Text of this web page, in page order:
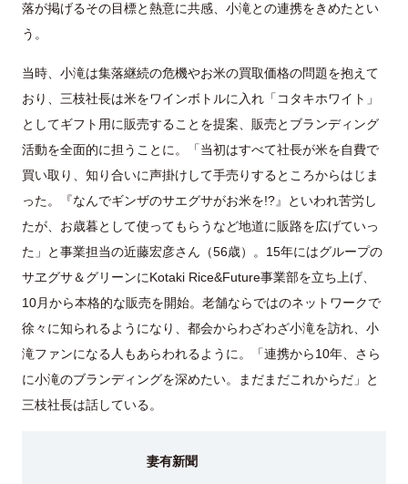
落が掲げるその目標と熱意に共感、小滝との連携をきめたとい
う。
当時、小滝は集落継続の危機やお米の買取価格の問題を抱えて
おり、三枝社長は米をワインボトルに入れ「コタキホワイト」
としてギフト用に販売することを提案、販売とブランディング
活動を全面的に担うことに。「当初はすべて社長が米を自費で
買い取り、知り合いに声掛けして手売りするところからはじま
った。『なんでギンザのサエグサがお米を!?』といわれ苦労し
たが、お歳暮として使ってもらうなど地道に販路を広げていっ
た」と事業担当の近藤宏彦さん（56歳）。15年にはグループの
サヱグサ＆グリーンにKotaki Rice&Future事業部を立ち上げ、
10月から本格的な販売を開始。老舗ならではのネットワークで
徐々に知られるようになり、都会からわざわざ小滝を訪れ、小
滝ファンになる人もあらわれるように。「連携から10年、さら
に小滝のブランディングを深めたい。まだまだこれからだ」と
三枝社長は話している。
妻有新聞